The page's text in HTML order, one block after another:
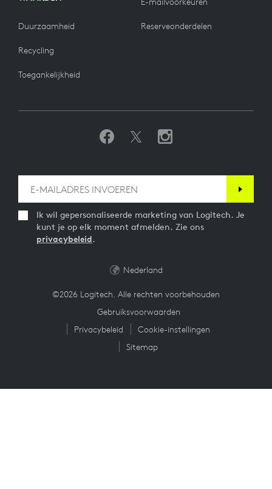
Duurzaamheid
Recycling
Toegankelijkheid
Reserveonderdelen
Ik wil gepersonaliseerde marketing van Logitech. Je
kunt je op elk moment afmelden. Zie ons
privacybeleid.
©2026 Logitech. Alle rechten voorbehouden
Gebruiksvoorwaarden
Privacybeleid
Cookie-instellingen
Sitemap
Nederland